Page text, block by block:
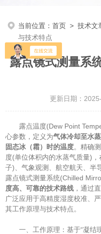
当前位置：首页 >技术文
与技术特点
露点镜式测量系
更新日期：
露点温度(Dew Point
心参数，定义为​气体冷却至水
固态冰（霜）时的温度​。精确
度(单位体积内的水蒸气质量)
子)、气象观测、航空航天、半
露点镜式测量系统(Chilled
度高、可靠的技术路线​ ，通过
广泛应用于高精度湿度校准、
其工作原理与技术特点。
一、工作原理：基于“凝结